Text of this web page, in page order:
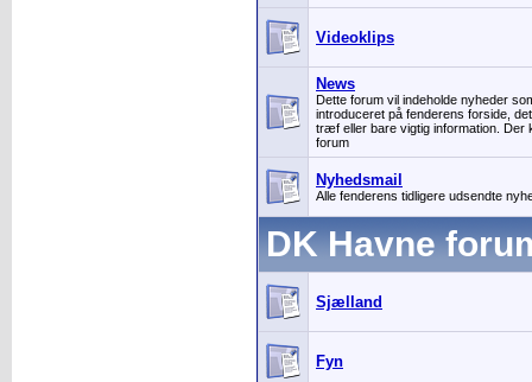
Videoklips
News
Dette forum vil indeholde nyheder
introduceret på fenderens forside,
træf eller bare vigtig information. Der
forum
Nyhedsmail
Alle fenderens tidligere udsendte
DK Havne
Sjælland
Fyn